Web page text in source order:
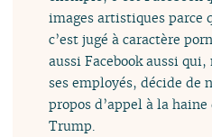
images artistiques parce
c’est jugé à caractère
aussi Facebook aussi
ses employés, décide de
propos d’appel à la
Trump.